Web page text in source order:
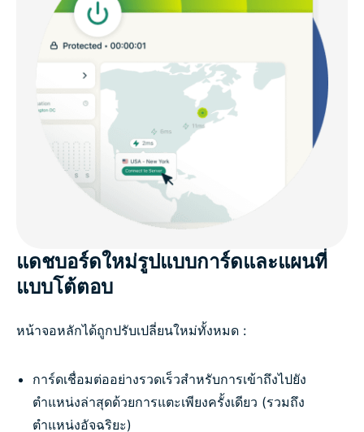
แดชบอร์ดใหม่รูปแบบการ์ดและแผนที่
แบบโต้ตอบ
หน้าจอหลักได้ถูกปรับเปลี่ยนใหม่ทั้งหมด :
การ์ดเชื่อมต่ออย่างรวดเร็วสำหรับการเข้าถึงไปยัง
ตำแหน่งล่าสุดด้วยการแตะเพียงครั้งเดียว (รวมถึง
ตำแหน่งอัจฉริยะ)